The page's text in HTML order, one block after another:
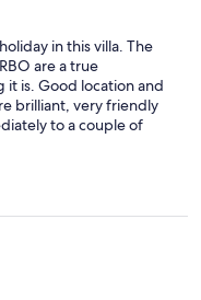
in this villa. The
are a true
it is. Good location and
brilliant, very friendly
to a couple of
this villa for a
consider returning in